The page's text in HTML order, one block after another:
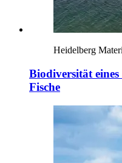
Heidelberg
Biodiversität eines
Fische